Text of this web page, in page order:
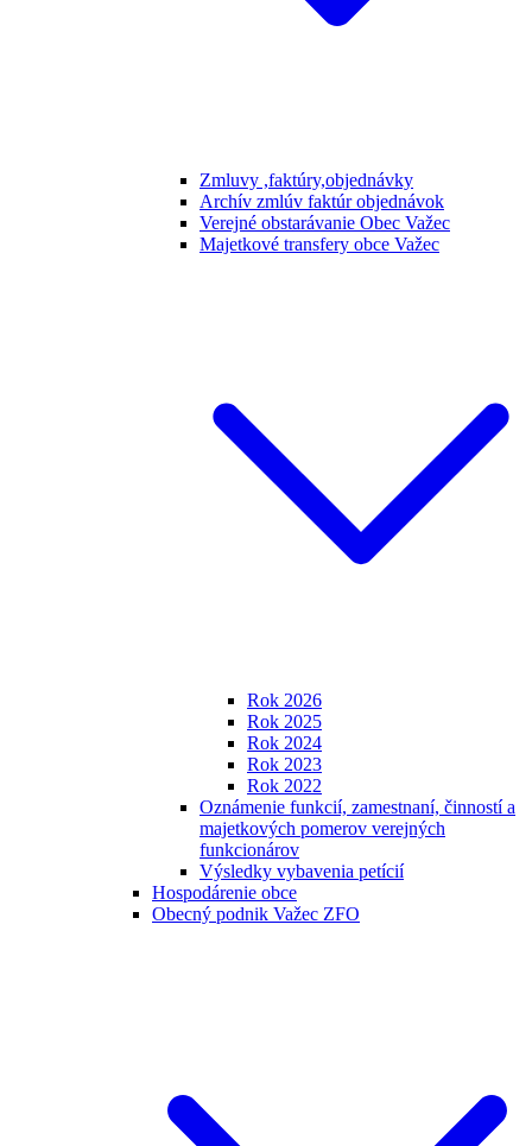
Zmluvy ,faktúry,objednávky
Archív zmlúv faktúr objednávok
Verejné obstarávanie Obec Važec
Majetkové transfery obce Važec
Rok 2026
Rok 2025
Rok 2024
Rok 2023
Rok 2022
Oznámenie funkcií, zamestnaní, činností a
majetkových pomerov verejných
funkcionárov
Výsledky vybavenia petícií
Hospodárenie obce
Obecný podnik Važec ZFO